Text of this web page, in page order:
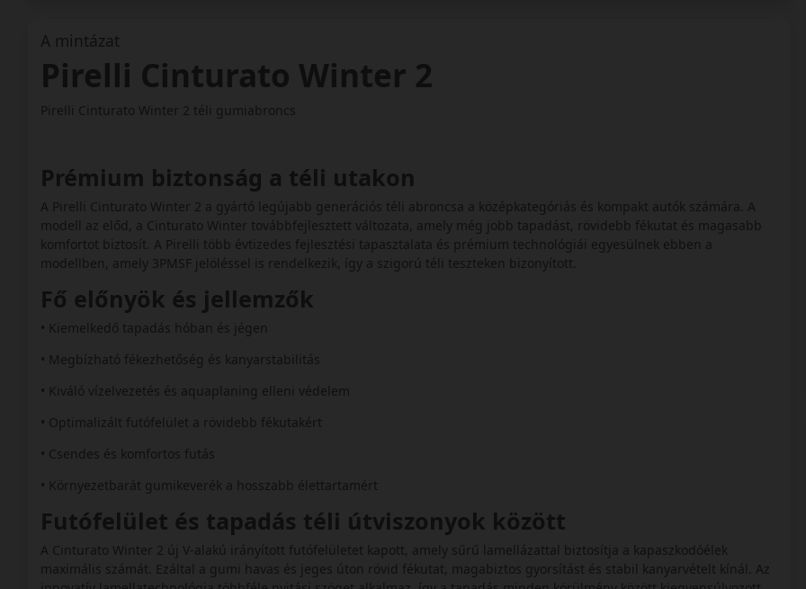
A mintázat
Pirelli Cinturato Winter 2
Pirelli Cinturato Winter 2 téli gumiabroncs
Prémium biztonság a téli utakon
A Pirelli Cinturato Winter 2 a gyártó legújabb generációs téli abroncsa a középkategóriás és kompakt autók számára. A
modell az előd, a Cinturato Winter továbbfejlesztett változata, amely még jobb tapadást, rövidebb fékutat és magasabb
komfortot biztosít. A Pirelli több évtizedes fejlesztési tapasztalata és prémium technológiái egyesülnek ebben a
modellben, amely 3PMSF jelöléssel is rendelkezik, így a szigorú téli teszteken bizonyított.
Fő előnyök és jellemzők
• Kiemelkedő tapadás hóban és jégen
• Megbízható fékezhetőség és kanyarstabilitás
• Kiváló vízelvezetés és aquaplaning elleni védelem
• Optimalizált futófelület a rövidebb fékutakért
• Csendes és komfortos futás
• Környezetbarát gumikeverék a hosszabb élettartamért
Futófelület és tapadás téli útviszonyok között
A Cinturato Winter 2 új V-alakú irányított futófelületet kapott, amely sűrű lamellázattal biztosítja a kapaszkodóélek
maximális számát. Ezáltal a gumi havas és jeges úton rövid fékutat, magabiztos gyorsítást és stabil kanyarvételt kínál. Az